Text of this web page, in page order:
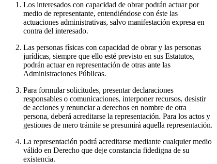
Los interesados con capacidad de obrar podrán actuar por
medio de representante, entendiéndose con éste las
actuaciones administrativas, salvo manifestación expresa en
contra del interesado.
Las personas físicas con capacidad de obrar y las personas
jurídicas, siempre que ello esté previsto en sus Estatutos,
podrán actuar en representación de otras ante las
Administraciones Públicas.
Para formular solicitudes, presentar declaraciones
responsables o comunicaciones, interponer recursos, desistir
de acciones y renunciar a derechos en nombre de otra
persona, deberá acreditarse la representación. Para los actos y
gestiones de mero trámite se presumirá aquella representación.
La representación podrá acreditarse mediante cualquier medio
válido en Derecho que deje constancia fidedigna de su
existencia.